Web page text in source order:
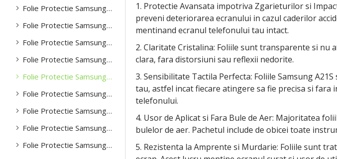
Folie Protectie Samsung A13
Folie Protectie Samsung A14
Folie Protectie Samsung A15
Folie Protectie Samsung A21
Folie Protectie Samsung A21S
Folie Protectie Samsung A22
Folie Protectie Samsung A23
Folie Protectie Samsung A32
Folie Protectie Samsung A33
1. Protectie Avansata impotriva Zgarieturilor si
preveni deteriorarea ecranului in cazul caderilor
mentinand ecranul telefonului tau intact.
2. Claritate Cristalina: Foliile sunt transparente si nu
clara, fara distorsiuni sau reflexii nedorite.
3. Sensibilitate Tactila Perfecta: Foliile Samsung
tau, astfel incat fiecare atingere sa fie precisa si
telefonului.
4. Usor de Aplicat si Fara Bule de Aer: Majoritatea
bulelor de aer. Pachetul include de obicei toate
5. Rezistenta la Amprente si Murdarie: Foliile sunt